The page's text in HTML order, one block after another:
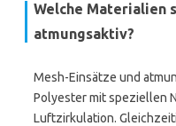
Welche Materialien
atmungsaktiv?
Mesh-Einsätze und
Polyester mit speziellen
Luftzirkulation.